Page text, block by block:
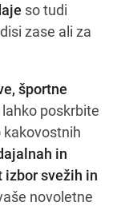
so tudi
zase ali za
športne
lahko poskrbite
kakovostnih
in
izbor svežih in
novoletne